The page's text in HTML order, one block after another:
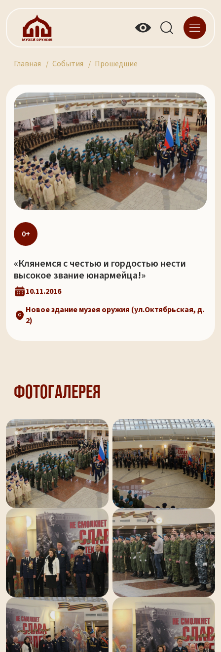
Главная События Прошедшие
0+
«Клянемся с честью и гордостью нести
высокое звание юнармейца!»
10.11.2016
Новое здание музея оружия (ул.Октябрьская, д.
2)
Фотогалерея